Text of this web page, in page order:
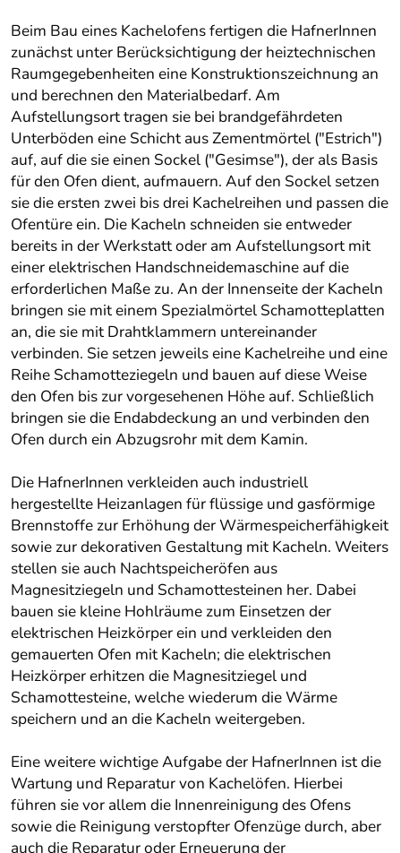
Beim Bau eines Kachelofens fertigen die HafnerInnen
zunächst unter Berücksichtigung der heiztechnischen
Raumgegebenheiten eine Konstruktionszeichnung an
und berechnen den Materialbedarf. Am
Aufstellungsort tragen sie bei brandgefährdeten
Unterböden eine Schicht aus Zementmörtel ("Estrich")
auf, auf die sie einen Sockel ("Gesimse"), der als Basis
für den Ofen dient, aufmauern. Auf den Sockel setzen
sie die ersten zwei bis drei Kachelreihen und passen die
Ofentüre ein. Die Kacheln schneiden sie entweder
bereits in der Werkstatt oder am Aufstellungsort mit
einer elektrischen Handschneidemaschine auf die
erforderlichen Maße zu. An der Innenseite der Kacheln
bringen sie mit einem Spezialmörtel Schamotteplatten
an, die sie mit Drahtklammern untereinander
verbinden. Sie setzen jeweils eine Kachelreihe und eine
Reihe Schamotteziegeln und bauen auf diese Weise
den Ofen bis zur vorgesehenen Höhe auf. Schließlich
bringen sie die Endabdeckung an und verbinden den
Ofen durch ein Abzugsrohr mit dem Kamin.
Die HafnerInnen verkleiden auch industriell
hergestellte Heizanlagen für flüssige und gasförmige
Brennstoffe zur Erhöhung der Wärmespeicherfähigkeit
sowie zur dekorativen Gestaltung mit Kacheln. Weiters
stellen sie auch Nachtspeicheröfen aus
Magnesitziegeln und Schamottesteinen her. Dabei
bauen sie kleine Hohlräume zum Einsetzen der
elektrischen Heizkörper ein und verkleiden den
gemauerten Ofen mit Kacheln; die elektrischen
Heizkörper erhitzen die Magnesitziegel und
Schamottesteine, welche wiederum die Wärme
speichern und an die Kacheln weitergeben.
Eine weitere wichtige Aufgabe der HafnerInnen ist die
Wartung und Reparatur von Kachelöfen. Hierbei
führen sie vor allem die Innenreinigung des Ofens
sowie die Reinigung verstopfter Ofenzüge durch, aber
auch die Reparatur oder Erneuerung der